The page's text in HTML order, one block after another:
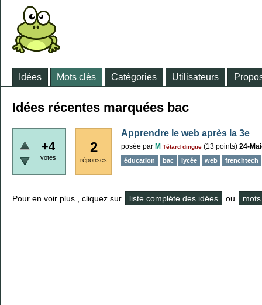
Idées Mots clés Catégories Utilisateurs
Idées récentes marquées bac
+4
votes
2
réponses
Apprendre le web après la 3e
posée par M Tétard dingue (13 points) 24-
éducation bac lycée web frenchtech
Pour en voir plus , cliquez sur liste compléte des idées ou